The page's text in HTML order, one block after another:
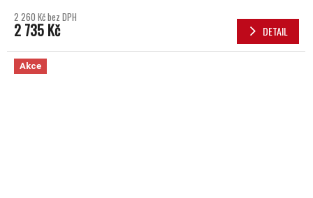
2 260 Kč bez DPH
2 735 Kč DETAIL
Akce